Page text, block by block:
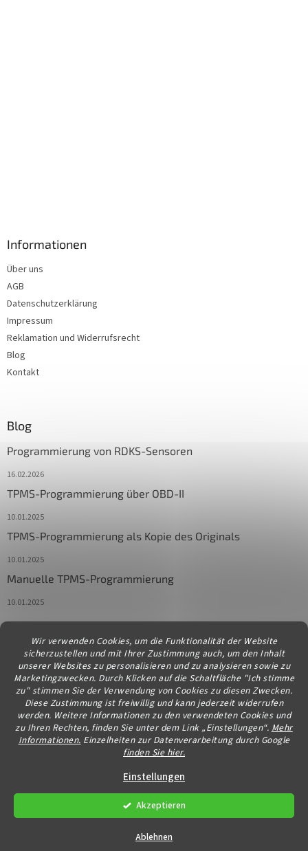
Wir verwenden Cookies, um die Funktionalität der Website
sicherzustellen und mit Ihrer Zustimmung auch, um den Inhalt
unserer Websites zu personalisieren und zu analysieren sowie zu
Marketingzwecken. Durch Klicken auf die Schaltfläche "Ich stimme
zu" stimmen Sie der Verwendung von Cookies zu diesen Zwecken.
Diese Zustimmung ist freiwillig und kann jederzeit widerrufen
werden. Weitere Informationen zu den verwendeten Cookies und
zu Ihren Rechten, finden Sie unter dem Link „Einstellungen“. Mehr
Informationen. Einzelheiten zur Datenverarbeitung durch Google
finden Sie hier.
Einstellungen
Ablehnen
Akzeptieren
Informationen
Über uns
AGB
Datenschutzerklärung
Impressum
Reklamation und Widerrufsrecht
Blog
Kontakt
Blog
Programmierung von RDKS-Sensoren
16.02.2026
TPMS-Programmierung über OBD-II
10.01.2025
TPMS-Programmierung als Kopie des Originals
10.01.2025
Manuelle TPMS-Programmierung
10.01.2025
Kontakt
info@diagstore.at
Erstellt von Shoptet
Copyright 2026diagstore.at. Alle Rechte vorbehalten.Cookie-
Einstellungen ändern